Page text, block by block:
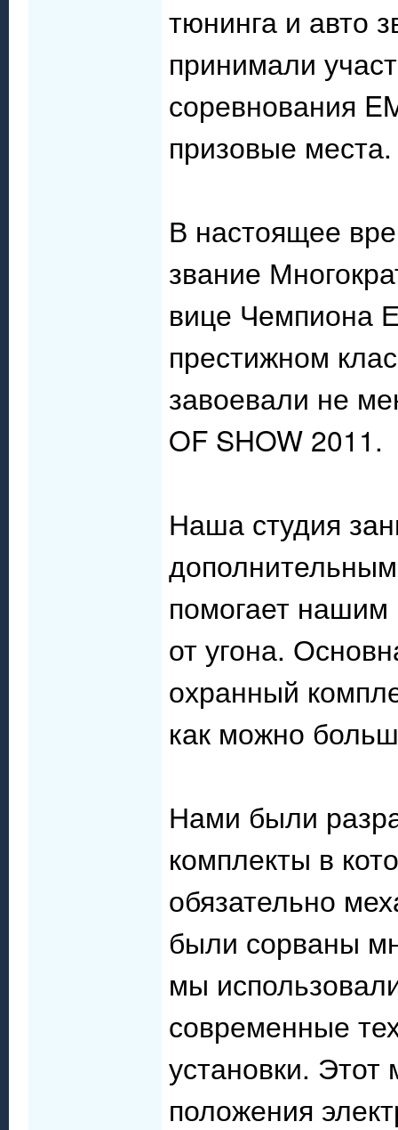
тюнинга и авто
принимали
соревнования
призовые места.
В настоящее
звание
вице Чемпиона
престижном
завоевали не
OF SHOW 2011.
Наша студия
помогает нашим
от угона.
охранный
как можно
Нами были
комплекты в
обязательно
были сорваны
мы
современные
установки. Этот
положения